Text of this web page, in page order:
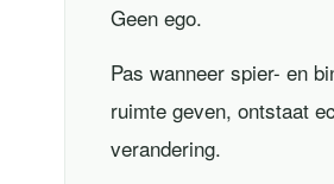
Geen ego.
Pas wanneer spier- en
ruimte geven, ontstaat
verandering.